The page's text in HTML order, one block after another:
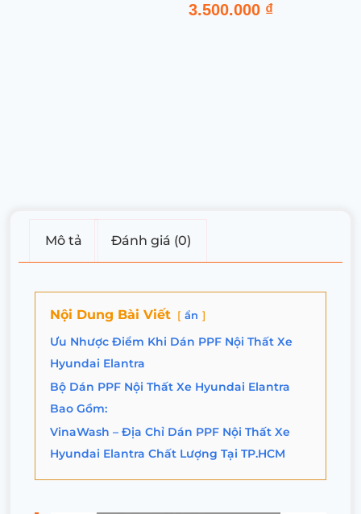
3.500.000 ₫
Mô tả Đánh giá (0)
Nội Dung Bài Viết ẩn
Ưu Nhược Điểm Khi Dán PPF Nội Thất Xe
Hyundai Elantra
Bộ Dán PPF Nội Thất Xe Hyundai Elantra
Bao Gồm:
VinaWash – Địa Chỉ Dán PPF Nội Thất Xe
Hyundai Elantra Chất Lượng Tại TP.HCM